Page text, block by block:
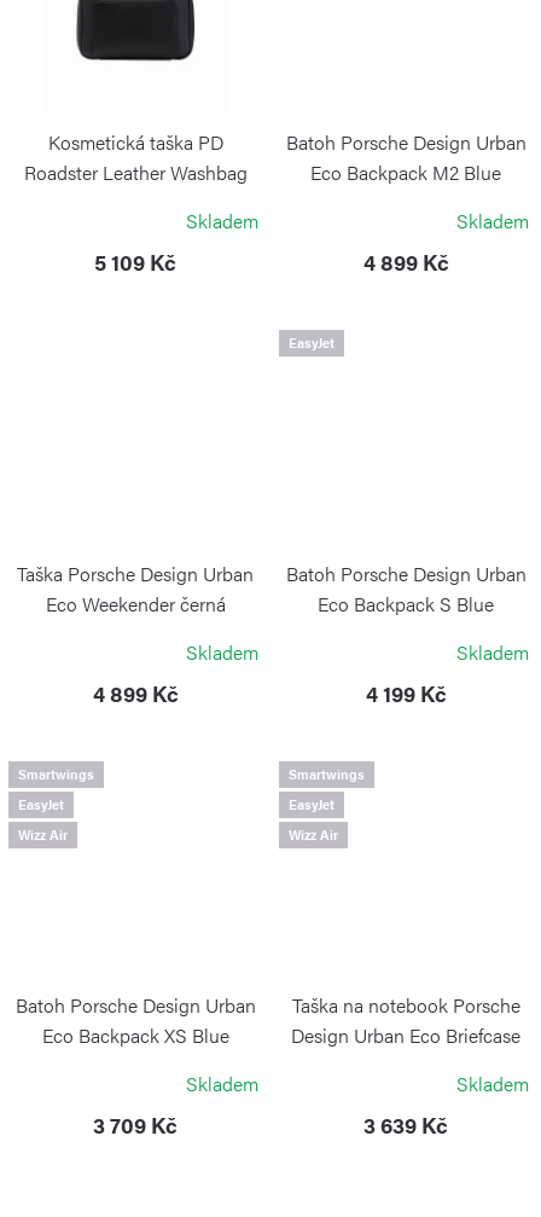
Kosmetická taška PD
Roadster Leather Washbag
Skladem
5 109 Kč
Batoh Porsche Design Urban
Eco Backpack M2 Blue
Skladem
4 899 Kč
Taška Porsche Design Urban
Eco Weekender černá
Skladem
4 899 Kč
EasyJet
Batoh Porsche Design Urban
Eco Backpack S Blue
Skladem
4 199 Kč
Smartwings
EasyJet
Wizz Air
Batoh Porsche Design Urban
Eco Backpack XS Blue
Skladem
3 709 Kč
Smartwings
EasyJet
Wizz Air
Taška na notebook Porsche
Design Urban Eco Briefcase
PORSCHE DESIGNSkladem
3 639 Kč